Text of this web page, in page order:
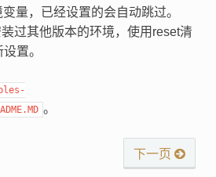
量，已经设置的会自动跳过。
装过其他版本的环境，使用reset清
置。
。
下一页